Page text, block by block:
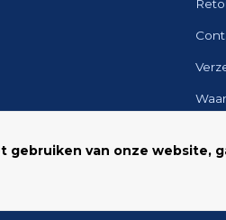
by
gebruiken van onze website,